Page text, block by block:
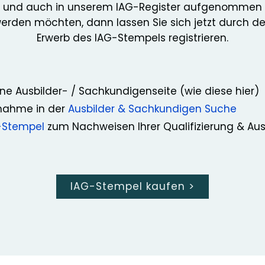
und auch in unserem IAG-Register aufgenommen
möchten, dann lassen Sie sich jetzt durch
Erwerb des IAG-Stempels registrieren.
Ausbilder- / Sachkundigenseite (wie diese hier)
in der Ausbilder & Sachkundigen Suche
zum Nachweisen Ihrer Qualifizierung &
IAG-Stempel kaufen >